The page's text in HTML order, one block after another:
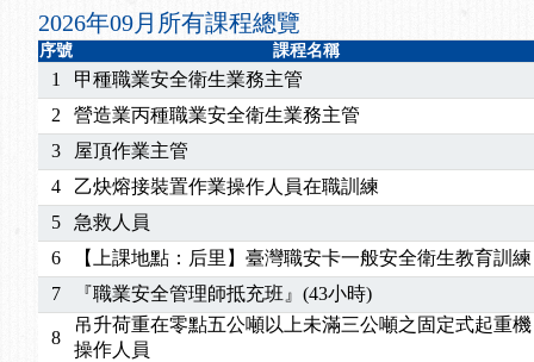
2026/04/24【製程安全評估人員】開課囉
2025/11/11【中心公告】颱風假11/12停班停課
2025/11/10【中心公告】因應颱風來襲，若遇停班停課消息 補
2025/10/30【進修課程】2026年，課程意見蒐集~
2025/08/20【進修課程】SDS格式百百種？專業講師帶您判斷
2025/08/12【中心公告】因應颱風來襲，若遇停班停課消息 補
2025/07/06【中心公告】颱風假114/07/07停班停課
2025/06/06
2025/05/29【進修課程】前導課程推出公告！
2025/04/28 【進修課程】要怎麼進修自我？課程百百種選擇好
2025/01/21「高壓氣體製造安全主任」、「隧道等襯砌作業主
訓測驗
2025/01/15
2026年09月所有課程總覽
序號 課程名稱
1
甲種職業安全衛生業務主管
2
營造業丙種職業安全衛生業務主管
3
屋頂作業主管
4
乙炔熔接裝置作業操作人員在職訓練
5
急救人員
6
【上課地點：后里】臺灣職安卡一般安全衛生教育訓練
7
『職業安全管理師抵充班』(43小時)
8
吊升荷重在零點五公噸以上未滿三公噸之固定式起重機
操作人員